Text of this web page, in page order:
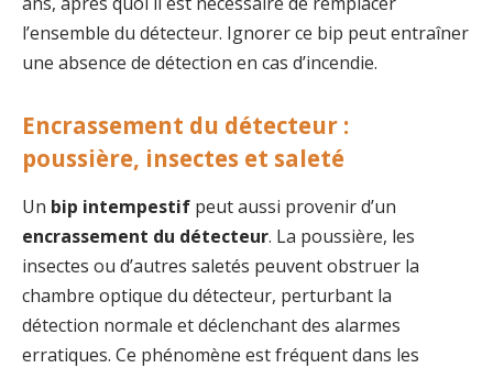
l’ensemble du détecteur. Ignorer ce bip peut entraîner
une absence de détection en cas d’incendie.
Encrassement du détecteur :
poussière, insectes et saleté
Un bip intempestif peut aussi provenir d’un
encrassement du détecteur. La poussière, les
insectes ou d’autres saletés peuvent obstruer la
chambre optique du détecteur, perturbant la
détection normale et déclenchant des alarmes
erratiques. Ce phénomène est fréquent dans les